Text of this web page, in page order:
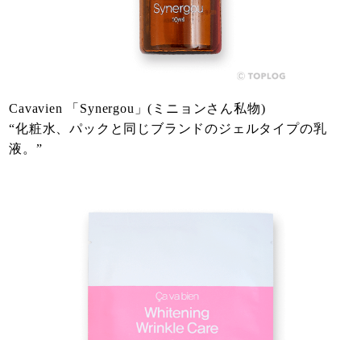
Cavavien 「Synergou」(ミニョンさん私物)
“化粧水、パックと同じブランドのジェルタイプの乳
液。”